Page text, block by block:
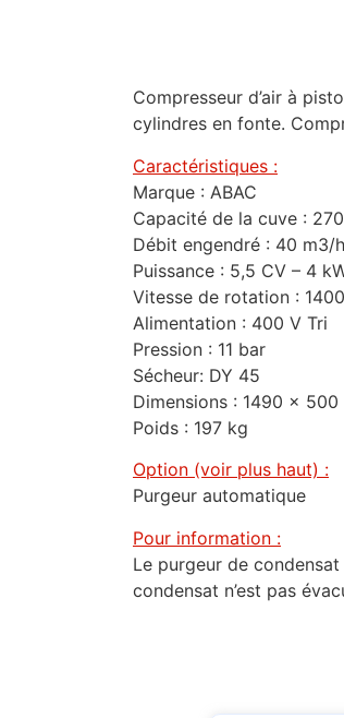
Compresseur d’air à
cylindres en fonte.
Caractéristiques :
Marque : ABAC
Capacité de la cuve :
Débit engendré : 40 m3/h
Puissance : 5,5 CV – 4
Vitesse de rotation :
Alimentation : 400 V Tri
Pression : 11 bar
Sécheur: DY 45
Dimensions : 1490 x 500
Poids : 197 kg
Option (voir plus haut) :
Purgeur automatique
Pour information :
Le purgeur de condensat
condensat n’est pas